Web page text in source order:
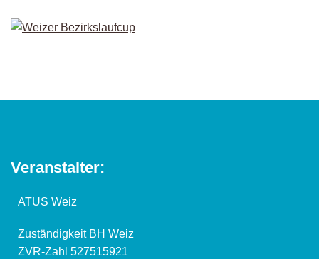
Veranstalter:
ATUS Weiz
Zuständigkeit BH Weiz
ZVR-Zahl 527515921